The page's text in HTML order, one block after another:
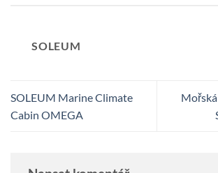
SOLEUM
SOLEUM Marine Climate
Cabin OMEGA